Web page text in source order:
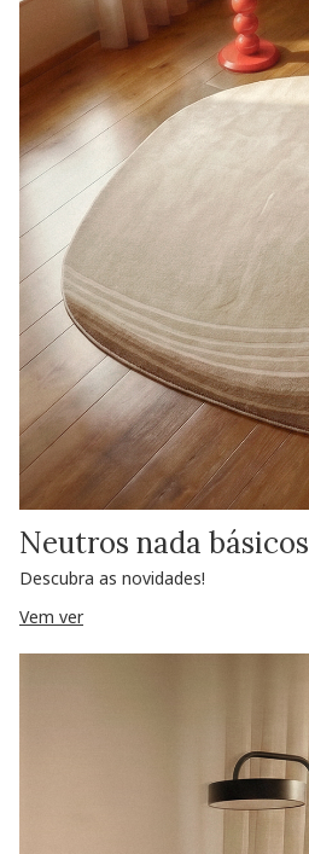
Neutros nada básicos
Descubra as novidades!
Vem ver